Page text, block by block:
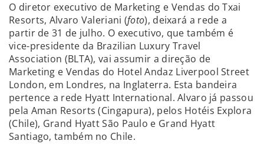
O diretor executivo de Marketing e Vendas do Txai
Resorts, Alvaro Valeriani (foto), deixará a rede a
partir de 31 de julho. O executivo, que também é
vice-presidente da Brazilian Luxury Travel
Association (BLTA), vai assumir a direção de
Marketing e Vendas do Hotel Andaz Liverpool Street
London, em Londres, na Inglaterra. Esta bandeira
pertence a rede Hyatt International. Alvaro já passou
pela Aman Resorts (Cingapura), pelos Hotéis Explora
(Chile), Grand Hyatt São Paulo e Grand Hyatt
Santiago, também no Chile.